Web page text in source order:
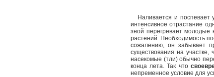
Наливается и поспевает
интенсивное отрастание
зной перегревает молодые
растений. Необходимость
сожалению, он забывает
существования на
насекомые (тли) обычно
конца лета. Так что
непременное условие для